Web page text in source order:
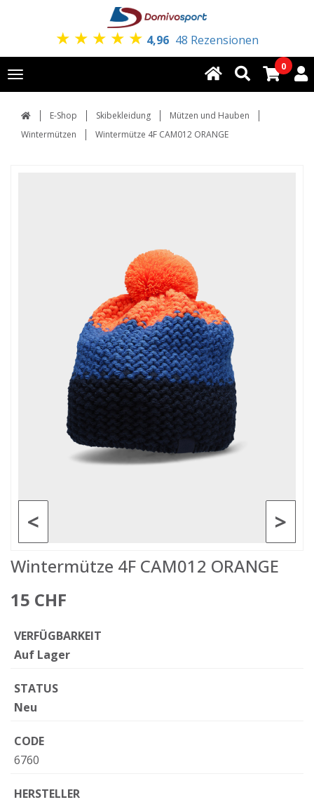
★ ★ ★ ★ ★ 4,96 48 Rezensionen
Toggle
navigation
0
E-Shop Skibekleidung
Mützen und Hauben
Wintermützen
Wintermütze 4F CAM012 ORANGE
>
<
Wintermütze 4F CAM012 ORANGE
15 CHF
VERFÜGBARKEIT
Auf Lager
STATUS
Neu
CODE
6760
HERSTELLER